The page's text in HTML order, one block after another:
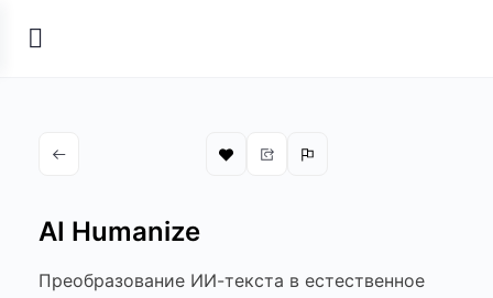
AI Humanize
Преобразование ИИ-текста в естественное